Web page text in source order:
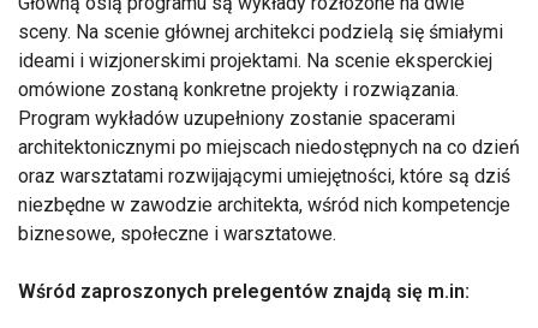
sceny. Na scenie głównej architekci podzielą się śmiałymi
ideami i wizjonerskimi projektami. Na scenie eksperckiej
omówione zostaną konkretne projekty i rozwiązania.
Program wykładów uzupełniony zostanie spacerami
architektonicznymi po miejscach niedostępnych na co dzień
oraz warsztatami rozwijającymi umiejętności, które są dziś
niezbędne w zawodzie architekta, wśród nich kompetencje
biznesowe, społeczne i warsztatowe.
Wśród zaproszonych prelegentów znajdą się m.in: